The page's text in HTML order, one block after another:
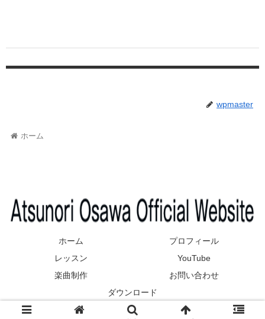
wpmaster
ホーム
ホーム
プロフィール
レッスン
YouTube
楽曲制作
お問い合わせ
ダウンロード
© 2021 Atsunori Osawa official web site.